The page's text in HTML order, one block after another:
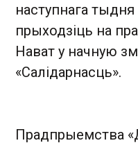
наступнага
прыходзіць на
Нават у начную
«Салідарнасць».
Прадпрыемства